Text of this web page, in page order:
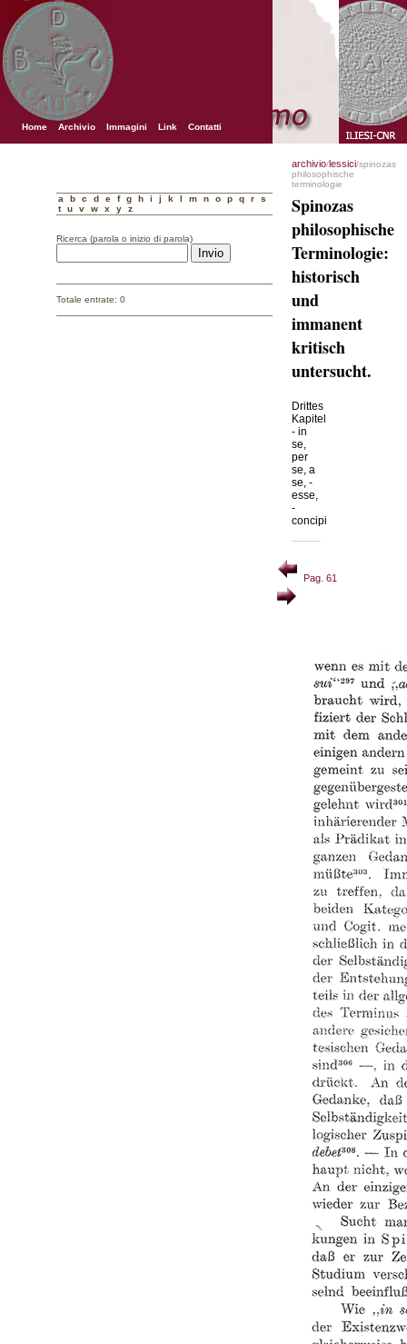
Home Archivio Immagini Link Contatti
a b c d e f g h i j k l m n o p q r
s
t
u v w x y z
Ricerca (parola o inizio di parola)
Totale entrate: 0
archivio/lessici/spinozas
philosophische
terminologie
Spinozas
philosophische
Terminologie:
historisch
und
immanent
kritisch
untersucht.
Drittes
Kapitel
- in
se,
per
se, a
se, -
esse,
-
concipi
Pag. 61